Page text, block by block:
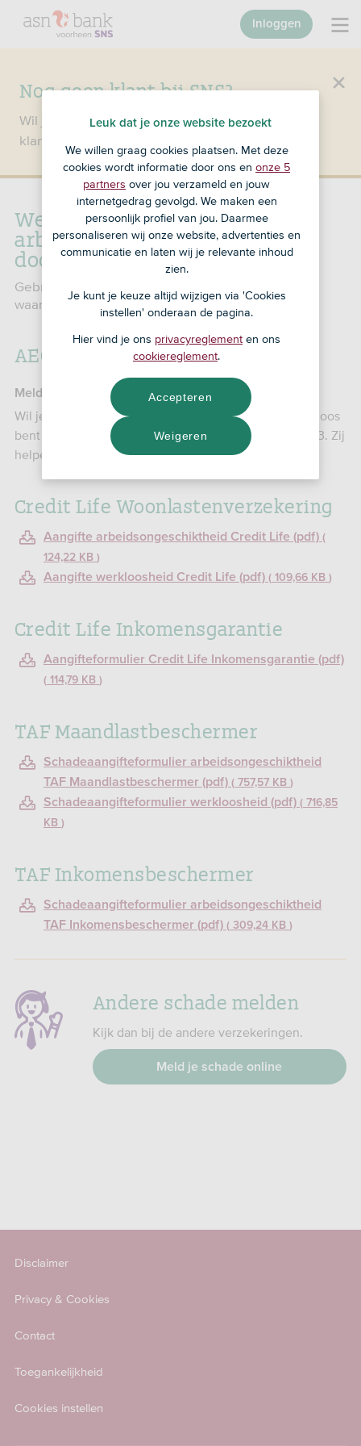
Nog geen klant bij SNS?
Wil je een product openen en ben je nog geen
klant bij SNS?
Inloggen
Werkloosheid of
arbeidsongeschiktheid
doorgeven
Gebruik het schadeformulier van de verzekering
waarbij je je schade wilt doorgeven.
AEGON Woonlastenverzekering
Melding Onvrijwillige Werkloosheid
Wil je een claim indienen omdat je (gedeeltelijk) werkloos
bent geworden? Bel dan met AEGON: 088 – 344 00 53. Zij
helpen je verder.
Credit Life Woonlastenverzekering
Aangifte arbeidsongeschiktheid Credit Life (pdf)
124,22 KB
Aangifte werkloosheid Credit Life (pdf) 109,66 KB
Credit Life Inkomensgarantie
Aangifteformulier Credit Life Inkomensgarantie (pdf)
114,79 KB
TAF Maandlastbeschermer
Schadeaangifteformulier arbeidsongeschiktheid
TAF Maandlastbeschermer (pdf)
757,57 KB
Schadeaangifteformulier werkloosheid (pdf)
716,85
KB
TAF Inkomensbeschermer
Schadeaangifteformulier arbeidsongeschiktheid
TAF Inkomensbeschermer (pdf)
309,24 KB
Andere schade melden
Kijk dan bij de andere verzekeringen.
Meld je schade online
Disclaimer
Privacy & Cookies
Contact
Toegankelijkheid
Cookies instellen
Leuk dat je onze website bezoekt
We willen graag cookies plaatsen. Met deze
cookies wordt informatie door ons en onze 5
partners over jou verzameld en jouw
internetgedrag gevolgd. We maken een
persoonlijk profiel van jou. Daarmee
personaliseren wij onze website, advertenties en
communicatie en laten wij je relevante inhoud
zien.
Je kunt je keuze altijd wijzigen via 'Cookies
instellen' onderaan de pagina.
Hier vind je ons privacyreglement en ons
cookiereglement.
Weigeren
Accepteren